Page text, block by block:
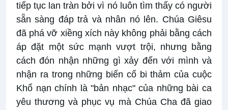
tiếp tục lan tràn bởi vì nó luôn tìm thấy có người
sẵn sàng đáp trả và nhân nó lên. Chúa Giêsu
đã phá vỡ xiềng xích này không phải bằng cách
áp đặt một sức mạnh vượt trội, nhưng bằng
cách đón nhận những gì xảy đến với mình và
nhận ra trong những biến cố bi thảm của cuộc
Khổ nạn chính là "bản nhạc" của những bài ca
yêu thương và phục vụ mà Chúa Cha đã giao